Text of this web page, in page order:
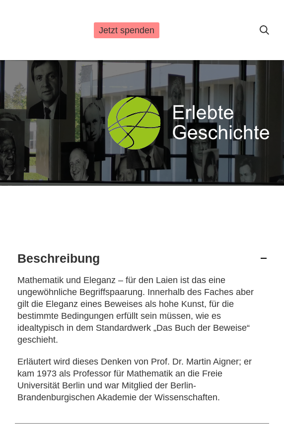
Jetzt spenden
Beschreibung
Mathematik und Eleganz – für den Laien ist das eine
ungewöhnliche Begriffspaarung. Innerhalb des Faches aber
gilt die Eleganz eines Beweises als hohe Kunst, für die
bestimmte Bedingungen erfüllt sein müssen, wie es
idealtypisch in dem Standardwerk „Das Buch der Beweise“
geschieht.
Erläutert wird dieses Denken von Prof. Dr. Martin Aigner; er
kam 1973 als Professor für Mathematik an die Freie
Universität Berlin und war Mitglied der Berlin-
Brandenburgischen Akademie der Wissenschaften.